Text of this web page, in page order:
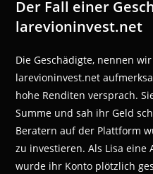
Der Fall einer
larevioninvest.net
Die Geschädigte, nennen
larevioninvest.net
hohe Renditen versprach.
Summe und sah ihr Geld
Beratern auf der Plattform
zu investieren. Als Lisa eine
wurde ihr Konto plötzlich